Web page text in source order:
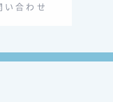
い合わせ